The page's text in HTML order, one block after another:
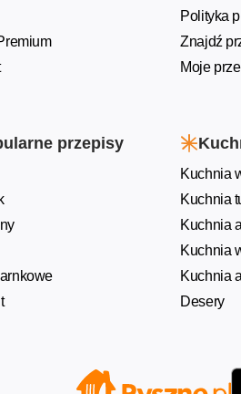
Polityka
Znajdź
Moje
przepisy
Kuchnia
Kuchnia
Kuchnia
Kuchnia
Kuchnia
Desery